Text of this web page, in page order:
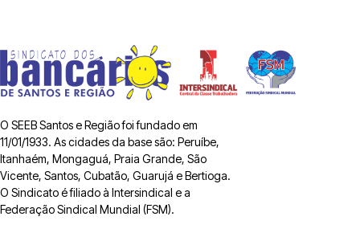
O SEEB Santos e Região foi fundado em
11/01/1933. As cidades da base são: Peruíbe,
Itanhaém, Mongaguá, Praia Grande, São
Vicente, Santos, Cubatão, Guarujá e Bertioga.
O Sindicato é filiado à Intersindical e a
Federação Sindical Mundial (FSM).